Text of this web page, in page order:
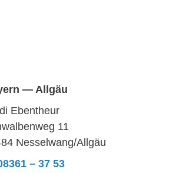
— Allgäu
Ebentheur
11
Nesselwang/Allgäu
– 37 53